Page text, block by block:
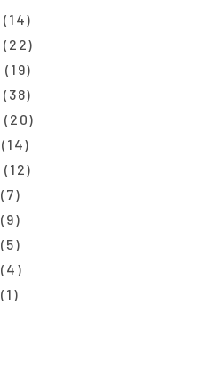
(14)
(22)
(19)
(38)
(20)
(14)
(12)
(7)
(9)
(5)
(4)
(1)